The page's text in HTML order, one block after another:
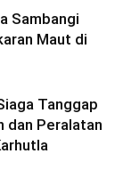
Sambangi
Maut di
Tanggap
dan Peralatan